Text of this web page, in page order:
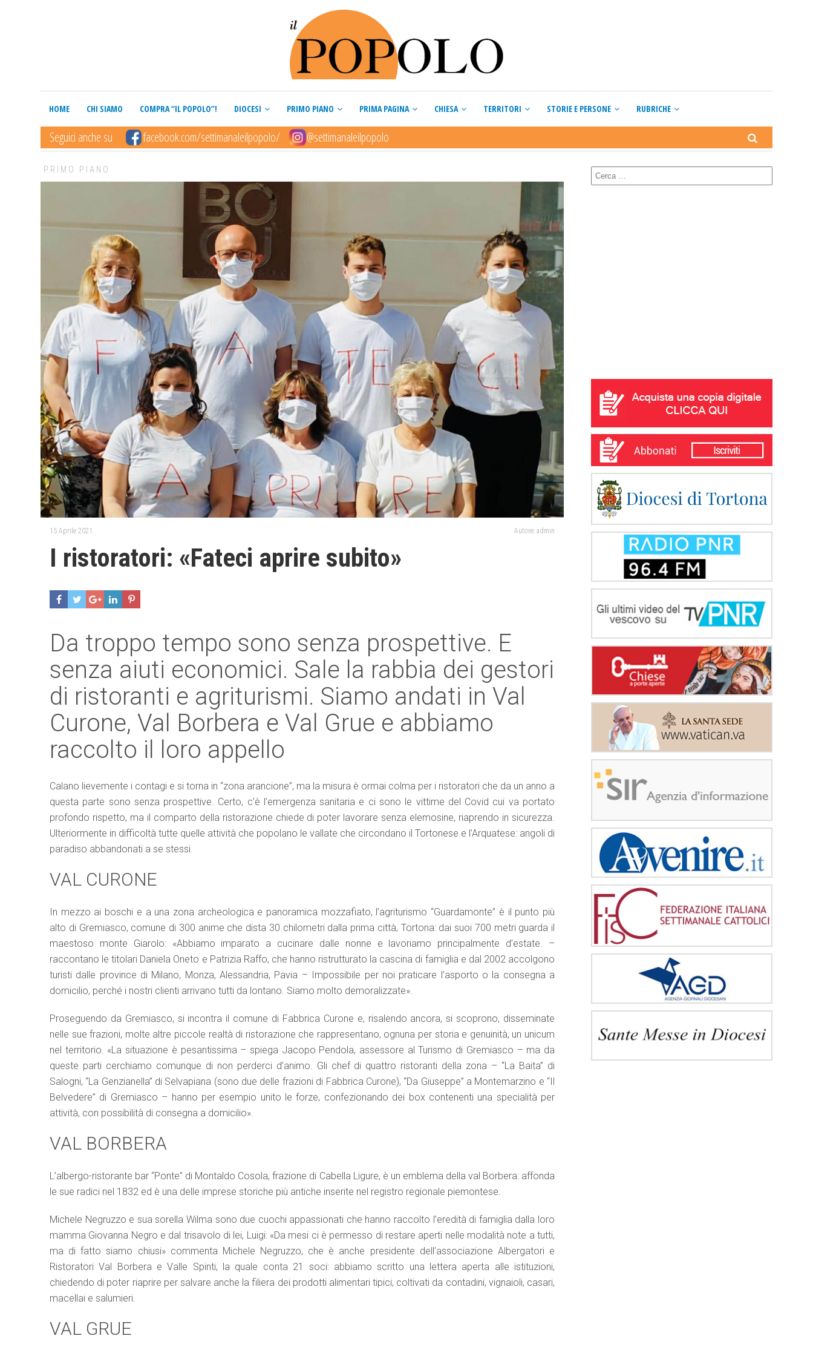
HOME CHI SIAMO COMPRA “IL POPOLO”! DIOCESI PRIMO PIANO PRIMA PAGINA CHIESA TERRITORI STORIE E PERSONE RUBRICHE
Seguici anche su facebook.com/settimanaleilpopolo/ @settimanaleilpopolo
PRIMO PIANO
15 Aprile 2021 Autore: admin
I ristoratori: «Fateci aprire subito»
Da troppo tempo sono senza prospettive. E
senza aiuti economici. Sale la rabbia dei gestori
di ristoranti e agriturismi. Siamo andati in Val
Curone, Val Borbera e Val Grue e abbiamo
raccolto il loro appello
Calano lievemente i contagi e si torna in “zona arancione”, ma la misura è ormai colma per i ristoratori che da un anno a
questa parte sono senza prospettive. Certo, c’è l’emergenza sanitaria e ci sono le vittime del Covid cui va portato
profondo rispetto, ma il comparto della ristorazione chiede di poter lavorare senza elemosine, riaprendo in sicurezza.
Ulteriormente in difficoltà tutte quelle attività che popolano le vallate che circondano il Tortonese e l’Arquatese: angoli di
paradiso abbandonati a se stessi.
VAL CURONE
In mezzo ai boschi e a una zona archeologica e panoramica mozzafiato, l’agriturismo “Guardamonte” è il punto più
alto di Gremiasco, comune di 300 anime che dista 30 chilometri dalla prima città, Tortona: dai suoi 700 metri guarda il
maestoso monte Giarolo: «Abbiamo imparato a cucinare dalle nonne e lavoriamo principalmente d’estate. –
raccontano le titolari Daniela Oneto e Patrizia Raffo, che hanno ristrutturato la cascina di famiglia e dal 2002 accolgono
turisti dalle province di Milano, Monza, Alessandria, Pavia – Impossibile per noi praticare l’asporto o la consegna a
domicilio, perché i nostri clienti arrivano tutti da lontano. Siamo molto demoralizzate».
Proseguendo da Gremiasco, si incontra il comune di Fabbrica Curone e, risalendo ancora, si scoprono, disseminate
nelle sue frazioni, molte altre piccole realtà di ristorazione che rappresentano, ognuna per storia e genuinità, un unicum
nel territorio. «La situazione è pesantissima – spiega Jacopo Pendola, assessore al Turismo di Gremiasco – ma da
queste parti cerchiamo comunque di non perderci d’animo. Gli chef di quattro ristoranti della zona – “La Baita” di
Salogni, “La Genzianella” di Selvapiana (sono due delle frazioni di Fabbrica Curone), “Da Giuseppe” a Montemarzino e “Il
Belvedere” di Gremiasco – hanno per esempio unito le forze, confezionando dei box contenenti una specialità per
attività, con possibilità di consegna a domicilio».
VAL BORBERA
L’albergo-ristorante bar “Ponte” di Montaldo Cosola, frazione di Cabella Ligure, è un emblema della val Borbera: affonda
le sue radici nel 1832 ed è una delle imprese storiche più antiche inserite nel registro regionale piemontese.
Michele Negruzzo e sua sorella Wilma sono due cuochi appassionati che hanno raccolto l’eredità di famiglia dalla loro
mamma Giovanna Negro e dal trisavolo di lei, Luigi: «Da mesi ci è permesso di restare aperti nelle modalità note a tutti,
ma di fatto siamo chiusi» commenta Michele Negruzzo, che è anche presidente dell’associazione Albergatori e
Ristoratori Val Borbera e Valle Spinti, la quale conta 21 soci: abbiamo scritto una lettera aperta alle istituzioni,
chiedendo di poter riaprire per salvare anche la filiera dei prodotti alimentari tipici, coltivati da contadini, vignaioli, casari,
macellai e salumieri.
VAL GRUE